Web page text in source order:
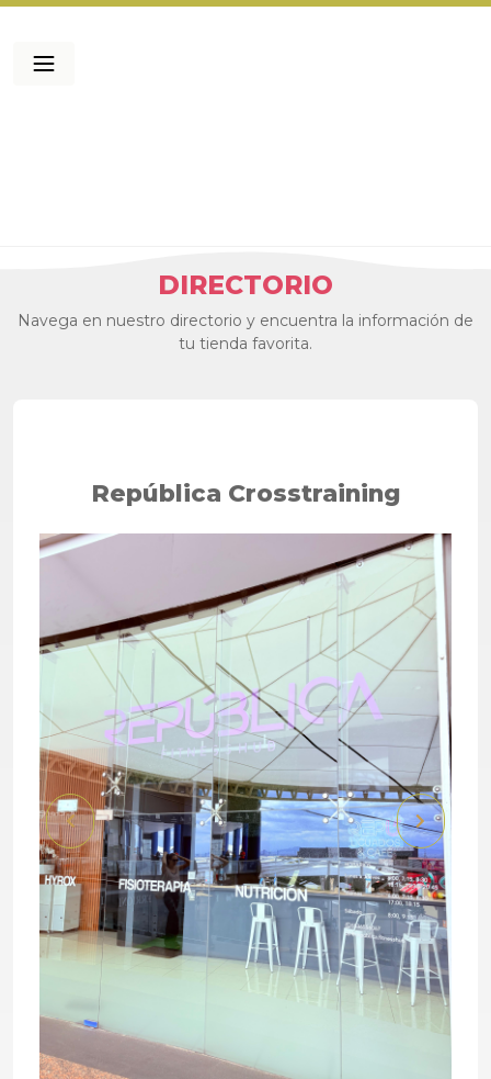
DIRECTORIO
Navega en nuestro directorio y encuentra la información de
tu tienda favorita.
República Crosstraining